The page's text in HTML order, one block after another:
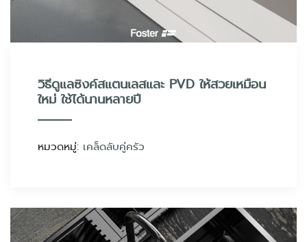
วิธีดูแลซิงค์สแตนเลสและ PVD ให้สวยเหมือน
ใหม่ ใช้ได้นานหลายปี
หมวดหมู่: เคล็ดลับคู่ครัว